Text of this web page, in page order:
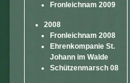
Fronleichnam 2009
2008
Fronleichnam 2008
Ehrenkompanie St.
Johann im Walde
Schützenmarsch 08